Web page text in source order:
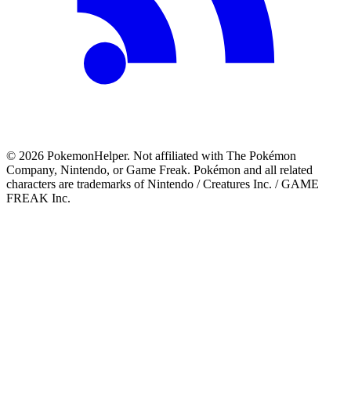
© 2026 PokemonHelper. Not affiliated with The Pokémon
Company, Nintendo, or Game Freak. Pokémon and all related
characters are trademarks of Nintendo / Creatures Inc. / GAME
FREAK Inc.